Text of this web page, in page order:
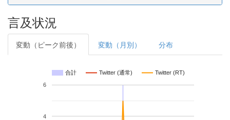
言及状況
変動（ピーク前後） 変動（月別） 分布
合計 Twitter (通常) Twitter (RT)
4
6